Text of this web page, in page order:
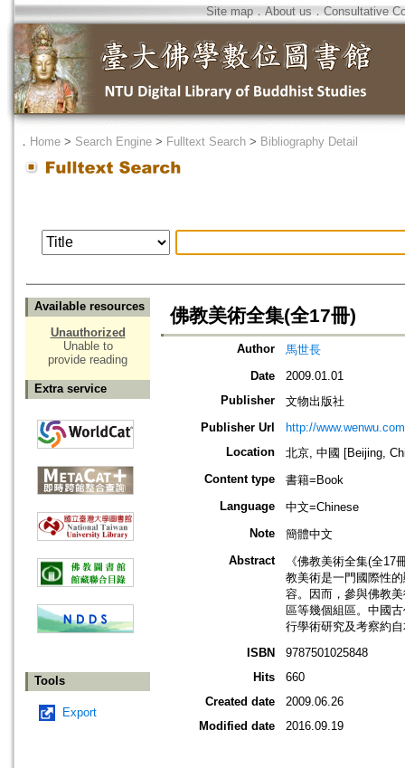
Site map．About us ． Consultative
． Home > Search Engine > Fulltext Search > Bibliography Detail
Available resources
Unauthorized
Unable to
provide reading
Extra service
Tools
Export
佛教美術全集(全17冊)
Author
馬世長
Date
2009.01.01
Publisher
文物出版社
Publisher Url
http://
Location
北京, 中國 [Beijing,
Content type
書籍=Book
Language
中文=Chinese
Note
簡體中文
Abstract
《佛教美術全集(全
教美術是一門國際性
容。因而，參與佛教
區等幾個組區。中國
行學術研究及考察約
ISBN
9787501025848
Hits
660
Created date
2009.06.26
Modified date
2016.09.19